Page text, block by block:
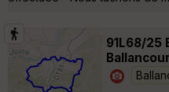
91L68/25